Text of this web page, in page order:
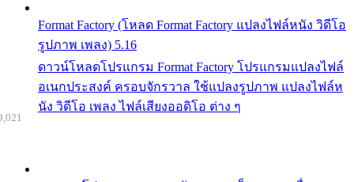
Format Factory (โหลด Format Factory แปลงไฟล์หนัง วิดีโอ
รูปภาพ เพลง) 5.16
ดาวน์โหลดโปรแกรม Format Factory โปรแกรมแปลงไฟล์
อเนกประสงค์ ครอบจักรวาล ใช้แปลงรูปภาพ แปลงไฟล์ห
นัง วิดีโอ เพลง ไฟล์เสียงออดิโอ ต่าง ๆ